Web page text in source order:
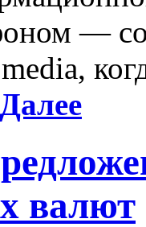
—
Далее
валют